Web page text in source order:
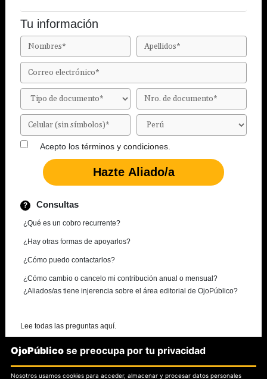
Tu información
Acepto los términos y condiciones.
Consultas
¿Qué es un cobro recurrente?
¿Hay otras formas de apoyarlos?
¿Cómo puedo contactarlos?
¿Cómo cambio o cancelo mi contribución anual o mensual?
¿Aliados/as tiene injerencia sobre el área editorial de OjoPúblico?
Lee todas las preguntas aquí.
¿Necesitas más información?
OjoPúblico se preocupa por tu privacidad
Nosotros usamos cookies para acceder, almacenar y procesar datos personales